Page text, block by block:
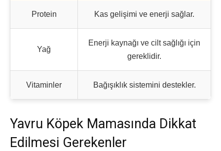
Protein Kas gelişimi ve enerji sağlar.
Yağ
Enerji kaynağı ve cilt sağlığı için
gereklidir.
Vitaminler Bağışıklık sistemini destekler.
Yavru Köpek Mamasında Dikkat
Edilmesi Gerekenler